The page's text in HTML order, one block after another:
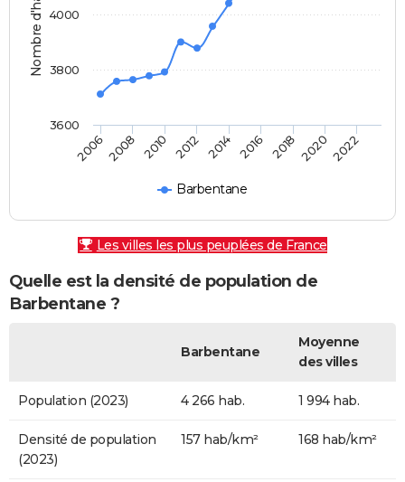
Barbentane
20062008 2010 2012 2014 2016 2018 20202022
3600
3800
4000
Les villes les plus peuplées de France
Quelle est la densité de population de
Barbentane ?
Barbentane
Moyenne
des villes
Population (2023) 4 266 hab. 1 994 hab.
Densité de population
(2023)
157 hab/km² 168 hab/km²